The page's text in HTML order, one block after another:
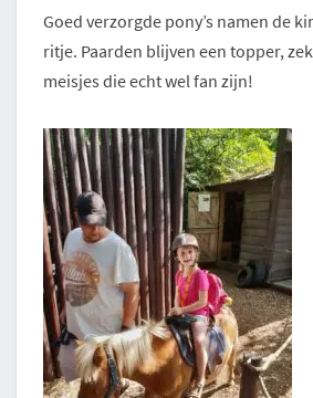
Goed verzorgde pony’s namen de
ritje. Paarden blijven een topper,
meisjes die echt wel fan zijn!